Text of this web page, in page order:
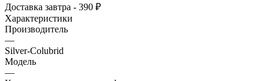
Доставка завтра - 390 ₽
Характеристики
Производитель
—
Silver-Colubrid
Модель
—